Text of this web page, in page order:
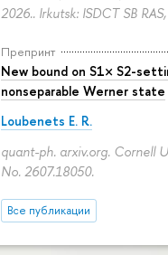
2026.. Irkutsk: ISDCT SB
Препринт
New bound on S1× S2-
nonseparable Werner state
Loubenets E. R.
quant-ph. arxiv.org. Cornell
No. 2607.18050.
Все публикации